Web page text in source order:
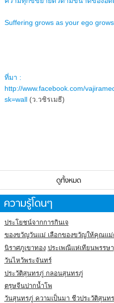
Suffering grows as your ego grows.
ที่มา :
http://www.facebook.com/
sk=wall (ว.วชิรเมธี)
ดูทั้งหมด
ความรู้โดนๆ
ประโยชน์จากการกินเจ
ของขวัญวันแม่ เลือกของขวัญให้คุณแม่ต
นิราศภูเขาทอง ประเพณีแห่เทียนพรรษา
วันไหว้พระจันทร์
ประวัติสุนทรภู่ กลอนสุนทรภู่
ตรุษจีนปากน้ำโพ
วันสุนทรภู่ ความเป็นมา ชีวประวัติสุนท